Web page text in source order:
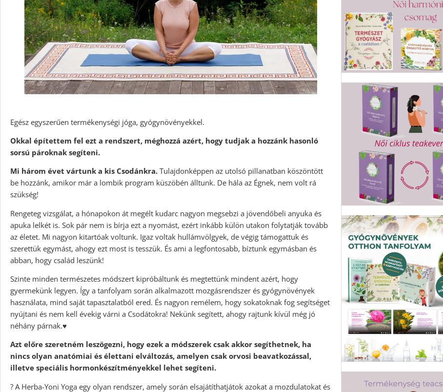
Egész egyszerűen termékenységi jóga, gyógynövényekkel.
Okkal építettem fel ezt a rendszert, méghozzá azért, hogy tudjak a hozzánk hasonló
sorsú pároknak segíteni.
Mi három évet vártunk a kis Csodánkra. Tulajdonképpen az utolsó pillanatban köszöntött
be hozzánk, amikor már a lombik program küszöbén álltunk. De hála az Égnek, nem volt rá
szükség!
Rengeteg vizsgálat, a hónapokon át megélt kudarc nagyon megsebzi a jövendőbeli anyuka és
apuka lelkét is. Sok pár nem is bírja ezt a nyomást, ezért inkább külön utakon folytatják tovább
az életet. Mi nagyon kitartóak voltunk. Igaz voltak hullámvölgyek, de végig támogattuk és
szerettük egymást, ahogy ezt most is tesszük. És ami a legfontosabb, bíztunk egymásban és
abban, hogy család leszünk!
Szinte minden természetes módszert kipróbáltunk és megtettünk mindent azért, hogy
gyermekünk legyen. Így a tanfolyam során alkalmazott mozgásrendszer és gyógynövények
használata, mind saját tapasztalatból ered. És nagyon remélem, hogy sokatoknak fog segítséget
nyújtani és nem kell évekig várni a Csodátokra! Nekünk segített, ahogy rajtunk kívül még jó
néhány párnak.♥️
Azt előre szeretném leszögezni, hogy ezek a módszerek csak akkor segíthetnek, ha
nincs olyan anatómiai és élettani elváltozás, amelyen csak orvosi beavatkozással,
illetve speciális hormonkészítményekkel lehet segíteni.
? A Herba-Yoni Yoga egy olyan rendszer, amely során elsajátíthatjátok azokat a mozdulatokat és